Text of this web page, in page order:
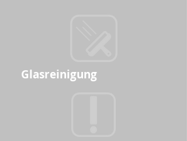
Glasreinigung